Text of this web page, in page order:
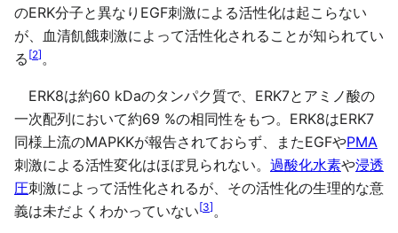
のERK分子と異なりEGF刺激による活性化は起こらない
が、血清飢餓刺激によって活性化されることが知られてい
る [2]。
ERK8は約60 kDaのタンパク質で、ERK7とアミノ酸の
一次配列において約69 %の相同性をもつ。ERK8はERK7
同様上流のMAPKKが報告されておらず、またEGFやPMA
刺激による活性変化はほぼ見られない。 過酸化水素や浸透
圧刺激によって活性化されるが、その活性化の生理的な意
義は未だよくわかっていない[3]。